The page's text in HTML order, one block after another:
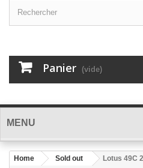
Panier (vide)
MENU
Home Sold out
Lotus 49C